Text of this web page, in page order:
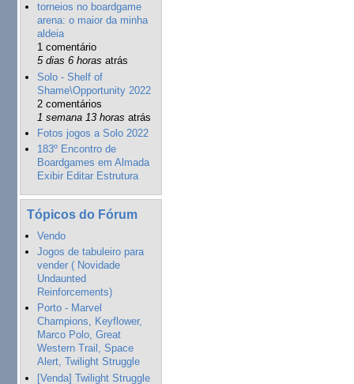
torneios no boardgame
arena: o maior da minha
aldeia
1 comentário
5 dias 6 horas atrás
Solo - Shelf of
Shame\Opportunity 2022
2 comentários
1 semana 13 horas atrás
Fotos jogos a Solo 2022
183º Encontro de
Boardgames em Almada
Exibir Editar Estrutura
Tópicos do Fórum
Vendo
Jogos de tabuleiro para
vender ( Novidade
Undaunted
Reinforcements)
Porto - Marvel
Champions, Keyflower,
Marco Polo, Great
Western Trail, Space
Alert, Twilight Struggle
[Venda] Twilight Struggle